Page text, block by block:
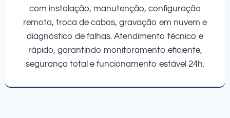
com instalação, manutenção, configuração
remota, troca de cabos, gravação em nuvem e
diagnóstico de falhas. Atendimento técnico e
rápido, garantindo monitoramento eficiente,
segurança total e funcionamento estável 24h.